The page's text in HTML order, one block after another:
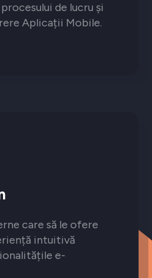
de lucru și
Aplicații Mobile.
care să le ofere
intuitivă
e-